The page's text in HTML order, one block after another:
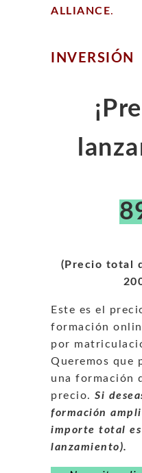
ALLIANCE.
INVERSIÓN
(Precio total
Este es el
formación
por
Queremos que
una formación
precio. Si
formación
importe total
lanzamiento).